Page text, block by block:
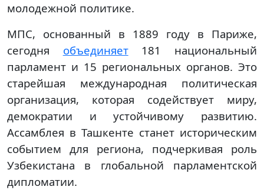
молодежной политике.
МПС, основанный в 1889 году в Париже,
сегодня объединяет181 национальный
парламент и 15 региональных органов. Это
старейшая международная политическая
организация, которая содействует миру,
демократии и устойчивому развитию.
Ассамблея в Ташкенте станет историческим
событием для региона, подчеркивая роль
Узбекистана в глобальной парламентской
дипломатии.